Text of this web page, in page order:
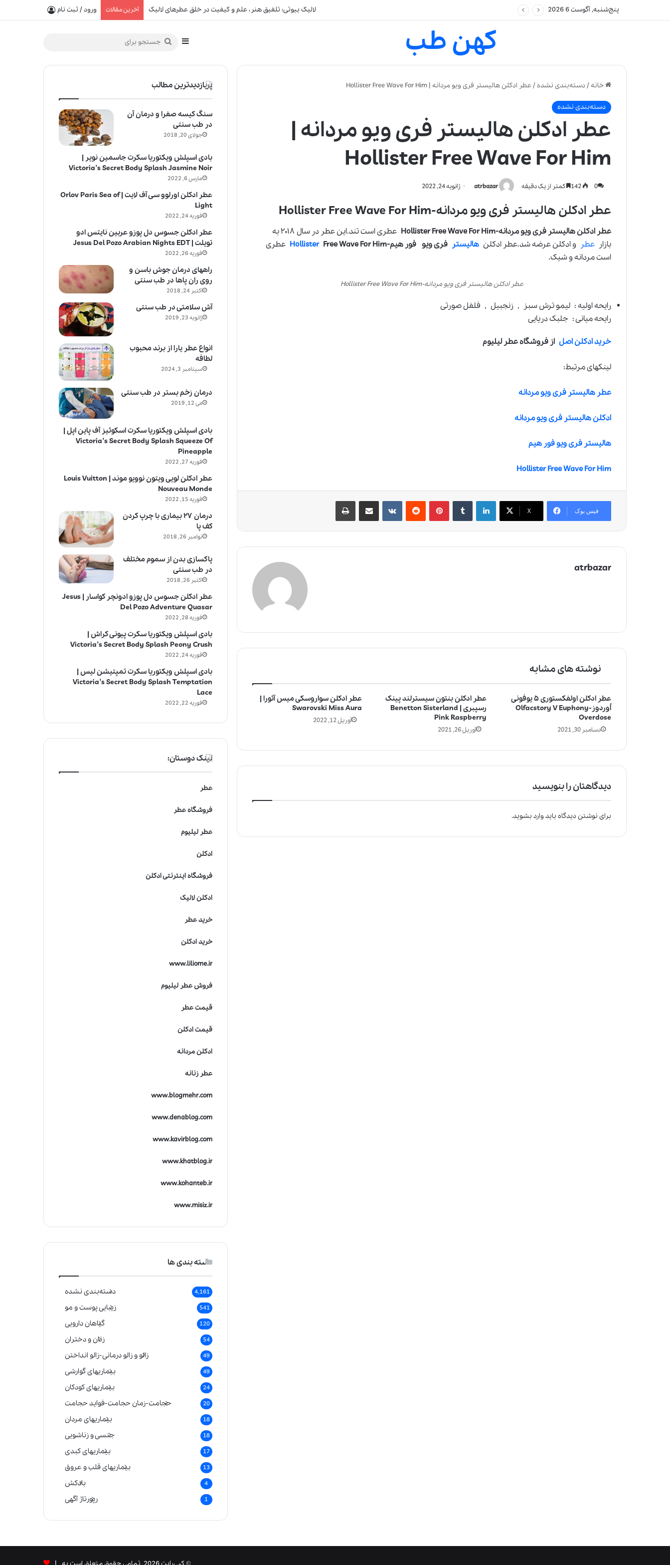
پنج‌شنبه, آگوست 6 2026 آخرین مقالات لالیک بیوتی: تلفیق هنر، علم و کیفیت در خلق عطرهای لالیک ورود / ثبت نام
کهن طب سایدبارجستجو
خانه/دسته‌بندی نشده/عطر ادکلن هالیستر فری ویو مردانه | Hollister Free Wave For Him
دسته‌بندی نشده
عطر ادکلن هالیستر فری ویو مردانه |
Hollister Free Wave For Him
atrbazar ژانویه 24, 2022 0 کمتر از یک دقیقه
عطر ادکلن هالیستر فری ویو مردانه-Hollister Free Wave For Him
عطر ادکلن هالیستر فری ویو مردانه-Hollister Free Wave For Him
عطری است تند.این عطر در سال ۲۰۱۸ به
بازار عطر و ادکلن عرضه شد.عطر ادکلن هالیستر فری ویو فور هیم- HollisterFree Wave For Him
عطری
است مردانه و شیک.
عطر ادکلن هالیستر فری ویو مردانه-Hollister Free Wave For Him
رایحه اولیه : لیمو ترش سبز , زنجبیل , فلفل صورتی
رایحه میانی : جلبک دریایی
خرید ادکلن اصل از فروشگاه عطر لیلیوم
لینکهای مرتبط:
عطر هالیستر فری ویو مردانه
ادکلن هالیستر فری ویو مردانه
هالیستر فری ویو فور هیم
Hollister Free Wave For Him
فیس بوک X
لینکدین ‫تامبلر ‫پین‌ترست‫رددیت ‫VKontakteاشتراک گذاری از طریق ایمیل چاپ
atrbazar
نوشته های مشابه
عطر ادکلن سواروسکی میس آئورا |
Swarovski Miss Aura
آوریل 12, 2022
عطر ادکلن بنتون سیسترلند پینک
رسپبری | Benetton Sisterland
Pink Raspberry
آوریل 26, 2021
عطر ادکلن اولفکستوری ۵ یوفونی
اُوردوز-Olfacstory V Euphony
Overdose
دسامبر 30, 2021
دیدگاهتان را بنویسید
برای نوشتن دیدگاه بایدوارد بشوید.
پربازدیدترین مطالب
سنگ کیسه صفرا و درمان آن
در طب سنتی
جولای 20, 2018
بادی اسپلش ویکتوریا سکرت جاسمین نویر |
Victoria’s Secret Body Splash Jasmine Noir
مارس 6, 2022
عطر ادکلن اورلوو سی آف لایت | Orlov Paris Sea of
Light
فوریه 24, 2022
عطر ادکلن جسوس دل پوزو عربین نایتس ادو
تویلت | Jesus Del Pozo Arabian Nights EDT
فوریه 26, 2022
راههای درمان جوش باسن و
روی ران پاها در طب سنتی
اکتبر 24, 2018
آش سلامتی در طب سنتی
ژانویه 23, 2019
انواع عطر یارا از برند محبوب
لطافه
سپتامبر 3, 2024
درمان زخم بستر در طب سنتی
می 12, 2019
بادی اسپلش ویکتوریا سکرت اسکوئیز آف پاین اپل |
Victoria’s Secret Body Splash Squeeze Of
Pineapple
فوریه 27, 2022
عطر ادکلن لویی ویتون نوویو موند | Louis Vuitton
Nouveau Monde
فوریه 15, 2022
درمان ۲۷ بیماری با چرپ کردن
کف پا
نوامبر 26, 2018
پاکسازی بدن از سموم مختلف
در طب سنتی
اکتبر 26, 2018
عطر ادکلن جسوس دل پوزو ادونچر کواسار | Jesus
Del Pozo Adventure Quasar
فوریه 28, 2022
بادی اسپلش ویکتوریا سکرت پیونی کراش |
Victoria’s Secret Body Splash Peony Crush
فوریه 24, 2022
بادی اسپلش ویکتوریا سکرت تمپتیشن لیس |
Victoria’s Secret Body Splash Temptation
Lace
فوریه 22, 2022
لینک دوستان:
عطر
فروشگاه عطر
عطر لیلیوم
ادکلن
فروشگاه اینترنتی ادکلن
ادکلن لالیک
خرید عطر
خرید ادکلن
www.liliome.ir
فروش عطر لیلیوم
قیمت عطر
قیمت ادکلن
ادکلن مردانه
عطر زنانه
www.blogmehr.com
www.denablog.com
www.kavirblog.com
www.khatblog.ir
www.kohanteb.ir
www.misiz.ir
دسته بندی ها
دسته‌بندی نشده 4,161
زیبایی پوست و مو 541
گیاهان دارویی 120
زنان و دختران 54
زالو و زالو درمانی-زالو انداختن 49
بیماریهای گوارشی 49
بیماریهای کودکان 24
حجامت-زمان حجامت-فواید حجامت 20
بیماریهای مردان 18
جنسی و زناشویی 18
بیماریهای کبدی 17
بیماریهای قلب و عروق 13
بادکش 4
رپورتاژ آگهی 1